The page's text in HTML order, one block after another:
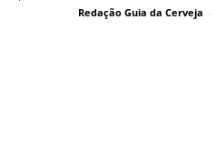
Redação Guia da Cerveja -